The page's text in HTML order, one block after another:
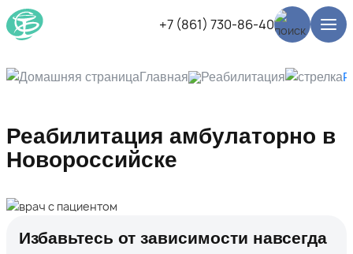
+7 (861) 730-86-40
Главная Реабилитация
Реабилитация амбулаторно в
Новороссийске
Избавьтесь от зависимости навсегда